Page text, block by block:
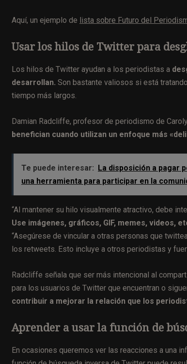
Aquí, un ejemplo de lista sobre Futuro del
Usar los hilos de Twitter para
Los hilos de Twitter ayudan a los periodistas a
desarrollan. Son bastante valiosos si está
tiempo más largos.
Damian Radcliffe, profesor de periodismo de
benefician cuando utilizan un enfoque más
Te puede interesar:
La disposición a pagar
una herramienta para participar en la
“Al mantener su hilo visualmente atractivo, debe
Use imágenes, gráficos, GIF, memes, videos,
“Asegúrese de vincular a otras personas que
los retweets. Esto incluye a otros periodistas y
Radcliffe señala que ser más intencional al
para los usuarios de Twitter que encuentran o
contribuir a mejorar la relación que los
Aprender a usar la función de
En ocasiones queremos ver las reacciones a una